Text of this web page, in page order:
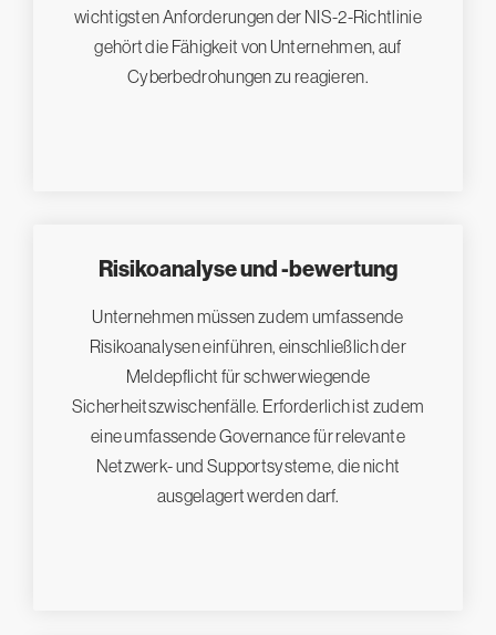
wichtigsten Anforderungen der NIS-2-Richtlinie
gehört die Fähigkeit von Unternehmen, auf
Cyberbedrohungen zu reagieren.
Risikoanalyse und -bewertung
Unternehmen müssen zudem umfassende
Risikoanalysen einführen, einschließlich der
Meldepflicht für schwerwiegende
Sicherheitszwischenfälle. Erforderlich ist zudem
eine umfassende Governance für relevante
Netzwerk- und Supportsysteme, die nicht
ausgelagert werden darf.